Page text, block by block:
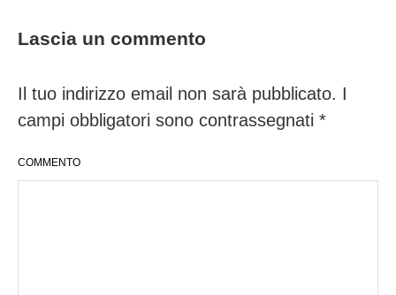
Lascia un commento
Il tuo indirizzo email non sarà pubblicato. I
campi obbligatori sono contrassegnati *
COMMENTO